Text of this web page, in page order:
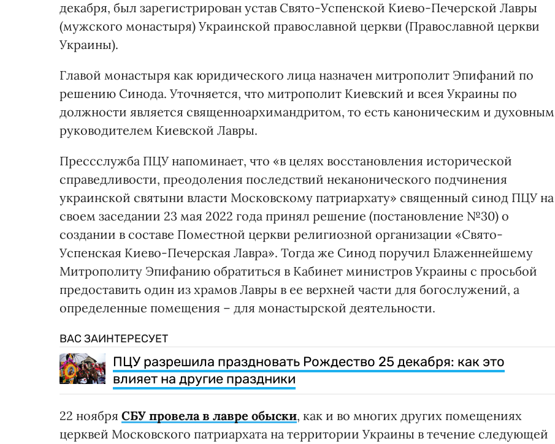
декабря, был зарегистрирован устав Свято-Успенской Киево-Печерской Лавры
(мужского монастыря) Украинской православной церкви (Православной церкви
Украины).
Главой монастыря как юридического лица назначен митрополит Эпифаний по
решению Синода. Уточняется, что митрополит Киевский и всея Украины по
должности является священноархимандритом, то есть каноническим и духовным
руководителем Киевской Лавры.
Прессслужба ПЦУ напоминает, что «в целях восстановления исторической
справедливости, преодоления последствий неканонического подчинения
украинской святыни власти Московскому патриархату» священный синод ПЦУ на
своем заседании 23 мая 2022 года принял решение (постановление №30) о
создании в составе Поместной церкви религиозной организации «Свято-
Успенская Киево-Печерская Лавра». Тогда же Синод поручил Блаженнейшему
Митрополиту Эпифанию обратиться в Кабинет министров Украины с просьбой
предоставить один из храмов Лавры в ее верхней части для богослужений, а
определенные помещения – для монастырской деятельности.
ВАС ЗАИНТЕРЕСУЕТ
ПЦУ разрешила праздновать Рождество 25 декабря: как это
влияет на другие праздники
22 ноября СБУ провела в лавре обыски, как и во многих других помещениях
церквей Московского патриархата на территории Украины в течение следующей